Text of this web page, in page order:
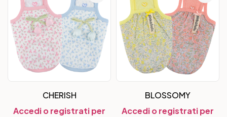
CHERISH
Accedi o registrati per
BLOSSOMY
Accedi o registrati per